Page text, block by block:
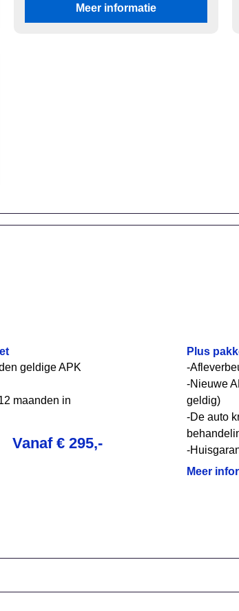
Meer informatie
geldige APK
maanden in
Vanaf € 295,-
Plus
-
-Nieuwe
geldig)
-De auto
-
overleg
Meer